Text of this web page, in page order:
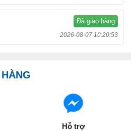
Đã giao hàng
2026-08-07 10:20:53
Hỗ trợ